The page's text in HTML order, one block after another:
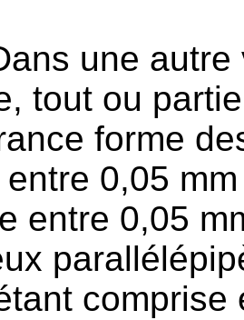
une
tout ou
forme
0,05
entre 0,05
comprise